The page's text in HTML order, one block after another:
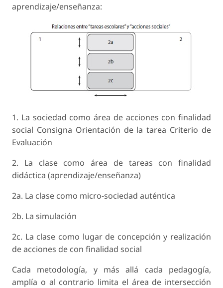
aprendizaje/enseñanza:
1. La sociedad como área de acciones con finalidad
social Consigna Orientación de la tarea Criterio de
Evaluación
2. La clase como área de tareas con finalidad
didáctica (aprendizaje/enseñanza)
2a. La clase como micro-sociedad auténtica
2b. La simulación
2c. La clase como lugar de concepción y realización
de acciones de con finalidad social
Cada metodología, y más allá cada pedagogía,
amplía o al contrario limita el área de intersección